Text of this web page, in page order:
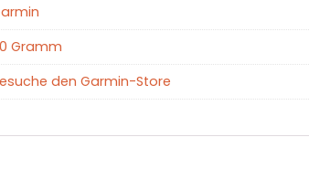
Gramm
den Garmin-Store